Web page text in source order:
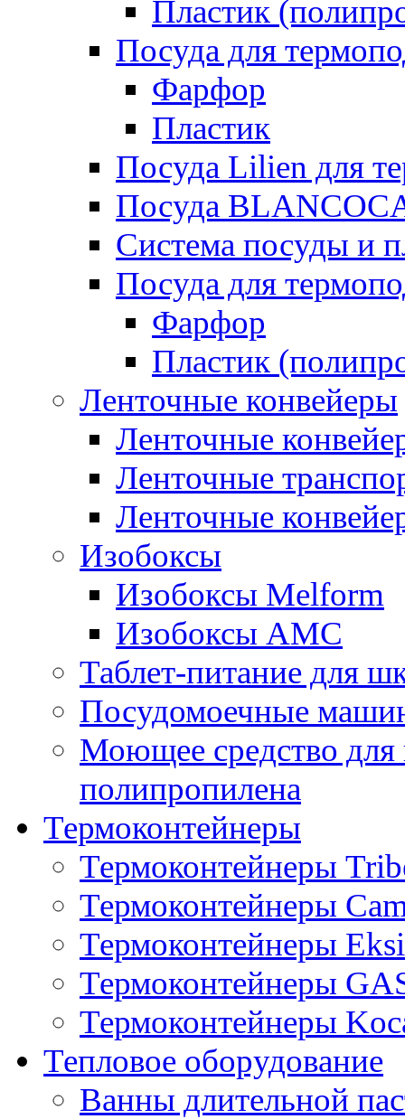
Пластик
Посуда для
Фарфор
Пластик
Посуда Lilien для
Посуда
Система посуды и
Посуда для
Фарфор
Пластик
Ленточные конвейеры
Ленточные
Ленточные
Ленточные
Изобоксы
Изобоксы Melform
Изобоксы AMC
Таблет-питание для
Посудомоечные
Моющее средство для
полипропилена
Термоконтейнеры
Термоконтейнеры
Термоконтейнеры
Термоконтейнеры Eksi
Термоконтейнеры
Термоконтейнеры
Тепловое оборудование
Ванны длительной